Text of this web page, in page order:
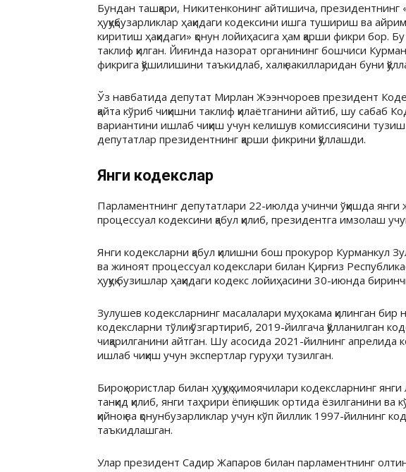
Бундан ташқари, Никитенконинг айтишича, президентнинг
ҳуқуқбузарликлар ҳақидаги кодексини ишга тушириш ва
киритиш ҳақидаги» қонун лойиҳасига ҳам қарши фикри бор.
таклиф қилган. Йиғинда назорат органининг бошчиси
фикрига қўшилишини таъкидлаб, халқ вакилларидан буни
Ўз навбатида депутат Мирлан Жээнчороев президент
қайта кўриб чиқишни таклиф қилаётганини айтиб, шу сабаб
вариантини ишлаб чиқиш учун келишув комиссиясини
депутатлар президентнинг қарши фикрини қўллашди.
Янги кодекслар
Парламентнинг депутатлари 22-июлда учинчи ўқишда
процессуал кодексини қабул қилиб, президентга имзолаш
Янги кодексларни қабул қилишни бош прокурор Курманкул
ва жиноят процессуал кодекслари билан Қирғиз
ҳуқуқ бузишлар ҳақидаги кодекс лойиҳасини 30-июнда
Зулушев кодексларнинг масалалари муҳокама қилинган бир
кодексларни тўлиқ ўзгартириб, 2019-йилгача қўлланилган
чиқарилганини айтган. Шу асосида 2021-йилнинг апрелида
ишлаб чиқиш учун экспертлар гуруҳи тузилган.
Бироқ юристлар билан ҳуқуқ ҳимоячилари кодексларнинг
танқид қилиб, янги таҳрири ёпиқ эшик ортида ёзилганини
қийноқ ва қонунбузарликлар учун кўп йиллик 1997-йилнинг
таъкидлашган.
Улар президент Садир Жапаров билан парламентнинг